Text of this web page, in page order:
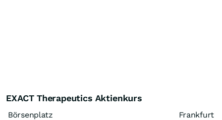
EXACT Therapeutics Aktienkurs
Börsenplatz
Frankfurt